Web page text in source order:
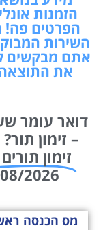
הזמנות
הפרטים פה!
השירות
אתם מבקשים
את התוצאה
דואר עומר
– זימון
זימון
08/08/2026 12:57
מס הכנסה